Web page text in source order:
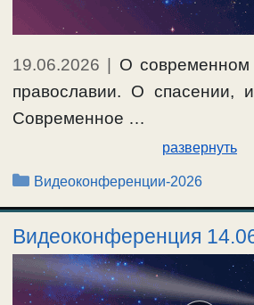
19.06.2026 | О современном
православии. О спасении,
Современное …
развернуть
Рубрики
Видеоконференции-2026
Видеоконференция